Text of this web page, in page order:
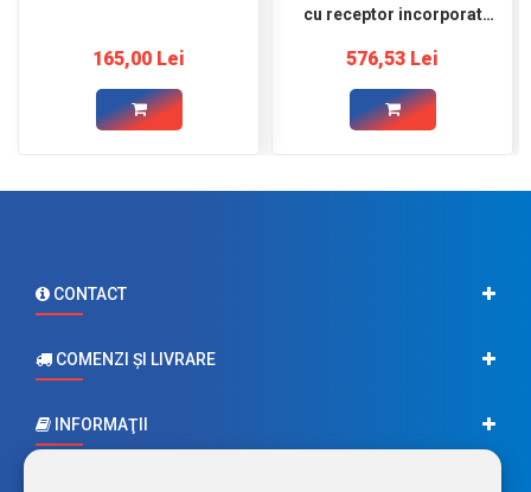
165,00 Lei
cu receptor incorporat
576,53 Lei
CONTACT
COMENZI ŞI LIVRARE
INFORMAŢII